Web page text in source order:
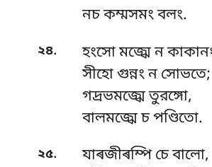
নচ কম্মসমং বলং.
২৪.
হংসো মজ্ঝে ন
সীহো গুন্নং ন সোভতে;
গদ্রভমজ্ঝে তুরঙ্গো,
বালমজ্ঝে চ পণ্ডিতো.
২৫.
যাৰজীৰম্পি চে বালো,